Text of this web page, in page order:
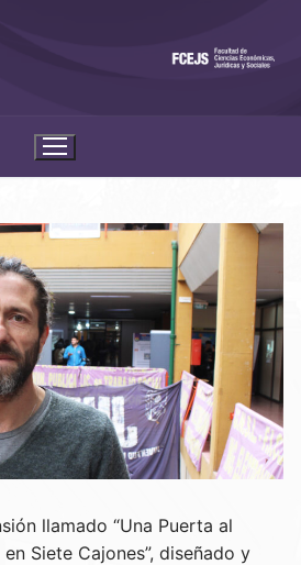
llamado “Una Puerta al
Siete Cajones”, diseñado y